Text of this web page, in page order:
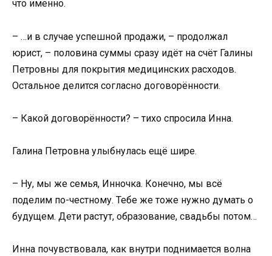
что именно.
– …и в случае успешной продажи, – продолжал
юрист, – половина суммы сразу идёт на счёт Галины
Петровны для покрытия медицинских расходов.
Остальное делится согласно договорённости.
– Какой договорённости? – тихо спросила Инна.
Галина Петровна улыбнулась ещё шире.
– Ну, мы же семья, Инночка. Конечно, мы всё
поделим по-честному. Тебе же тоже нужно думать о
будущем. Дети растут, образование, свадьбы потом…
Инна почувствовала, как внутри поднимается волна